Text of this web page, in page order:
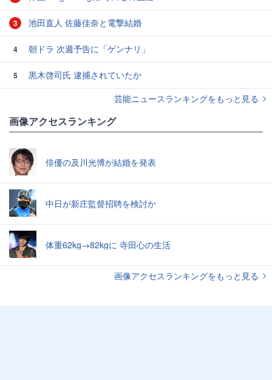
3 池田直人 佐藤佳奈と電撃結婚
4 朝ドラ 次週予告に「ゲンナリ」
5
黒木啓司氏 逮捕されていたか
芸能ニュースランキングをもっと見る
画像アクセスランキング
俳優の及川光博が結婚を発表
中日が新庄監督招聘を検討か
体重62kg→82kgに 寺田心の生活
画像アクセスランキングをもっと見る